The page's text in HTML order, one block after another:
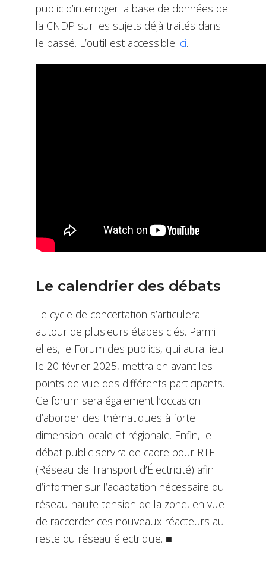
public d’interroger la base de données de
la CNDP sur les sujets déjà traités dans
le passé. L’outil est accessible ici.
Le calendrier des débats
Le cycle de concertation s’articulera
autour de plusieurs étapes clés. Parmi
elles, le Forum des publics, qui aura lieu
le 20 février 2025, mettra en avant les
points de vue des différents participants.
Ce forum sera également l’occasion
d’aborder des thématiques à forte
dimension locale et régionale. Enfin, le
débat public servira de cadre pour RTE
(Réseau de Transport d’Électricité) afin
d’informer sur l’adaptation nécessaire du
réseau haute tension de la zone, en vue
de raccorder ces nouveaux réacteurs au
reste du réseau électrique. ■